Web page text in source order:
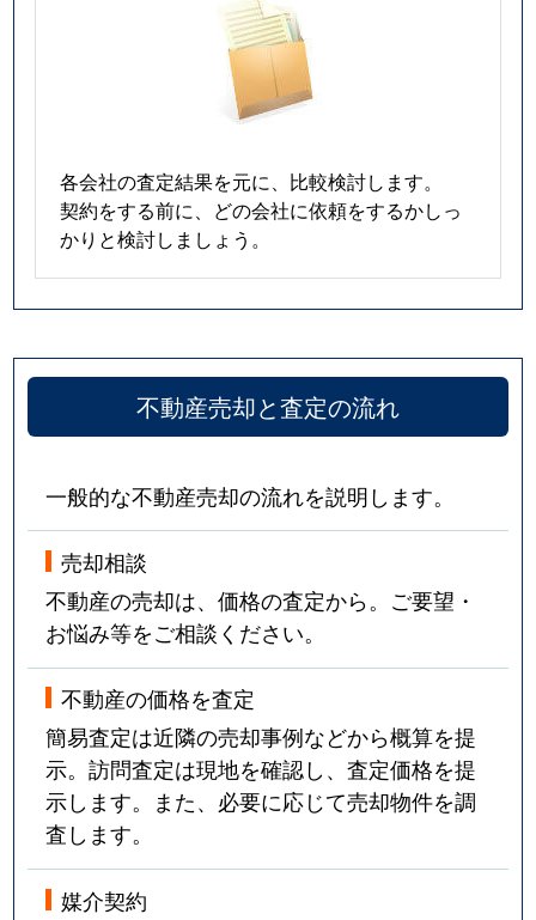
各会社の査定結果を元に、比較検討します。
契約をする前に、どの会社に依頼をするかしっ
かりと検討しましょう。
不動産売却と査定の流れ
一般的な不動産売却の流れを説明します。
売却相談
不動産の売却は、価格の査定から。ご要望・
お悩み等をご相談ください。
不動産の価格を査定
簡易査定は近隣の売却事例などから概算を提
示。訪問査定は現地を確認し、査定価格を提
示します。また、必要に応じて売却物件を調
査します。
媒介契約